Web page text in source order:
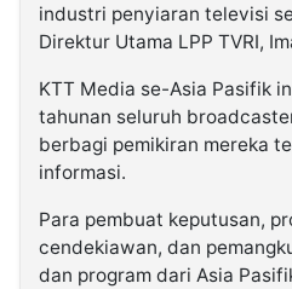
industri penyiaran televisi
Direktur Utama LPP TVRI,
KTT Media se-Asia Pasifik
tahunan seluruh
berbagi pemikiran mereka
informasi.
Para pembuat keputusan,
cendekiawan, dan
dan program dari Asia